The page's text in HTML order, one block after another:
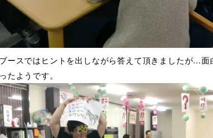
ブースではヒントを出しながら答えて頂きましたが…面
たようです。